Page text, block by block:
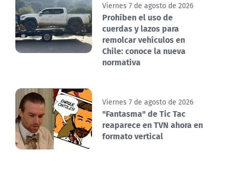
Viernes 7 de agosto de 2026
Prohíben el uso de
cuerdas y lazos para
remolcar vehículos en
Chile: conoce la nueva
normativa
Viernes 7 de agosto de 2026
"Fantasma" de Tic Tac
reaparece en TVN ahora en
formato vertical